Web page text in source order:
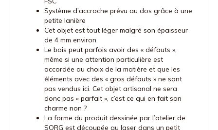
Système d’accroche prévu au dos grâce à une
petite lanière
Cet objet est tout léger malgré son épaisseur
de 4 mm environ.
Le bois peut parfois avoir des « défauts »,
même si une attention particulière est
accordée au choix de la matière et que les
éléments avec des « gros défauts » ne sont
pas vendus ici. Cet objet artisanal ne sera
donc pas « parfait », c’est ce qui en fait son
charme non ?
La forme du produit dessinée par l’atelier de
SORG est découpée au laser dans un petit